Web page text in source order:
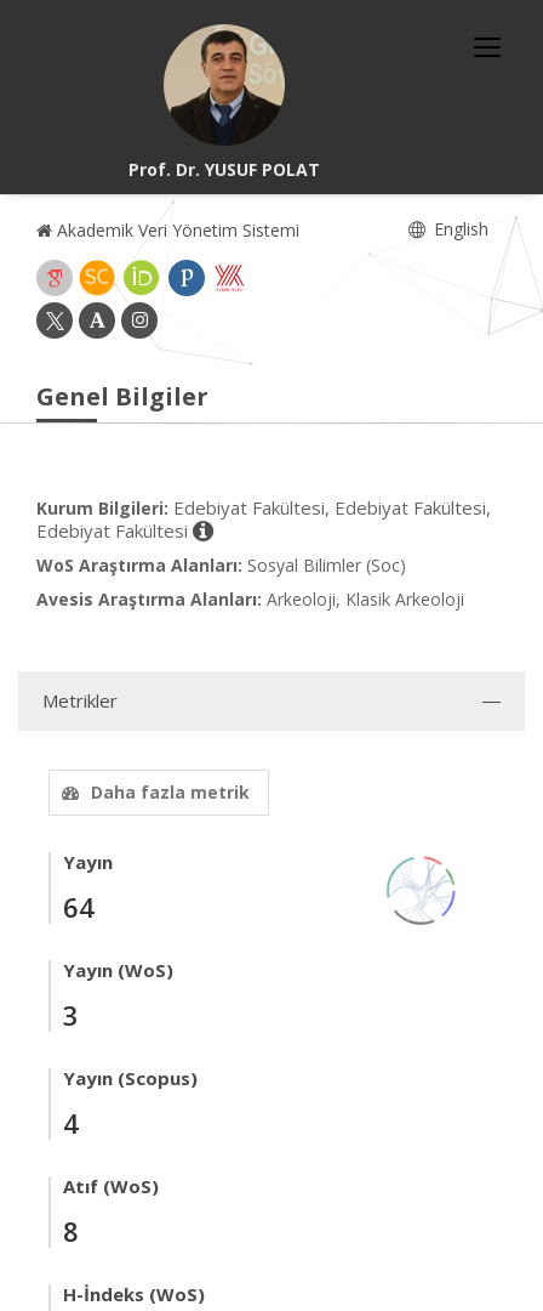
Prof. Dr. YUSUF POLAT
Akademik Veri Yönetim Sistemi English
Genel Bilgiler
Kurum Bilgileri: Edebiyat Fakültesi, Edebiyat Fakültesi,
Edebiyat Fakültesi
WoS Araştırma Alanları: Sosyal Bilimler (Soc)
Avesis Araştırma Alanları: Arkeoloji, Klasik Arkeoloji
Metrikler
Daha fazla metrik
Yayın
64
Yayın (WoS)
3
Yayın (Scopus)
4
Atıf (WoS)
8
H-İndeks (WoS)